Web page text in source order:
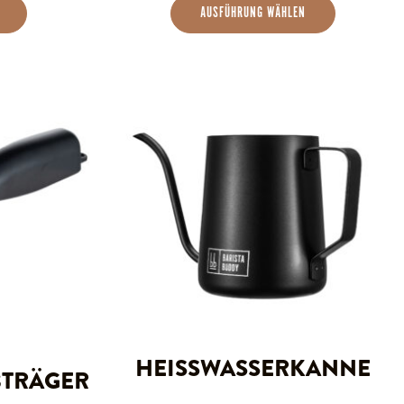
AUSFÜHRUNG WÄHLEN
HEISSWASSERKANNE